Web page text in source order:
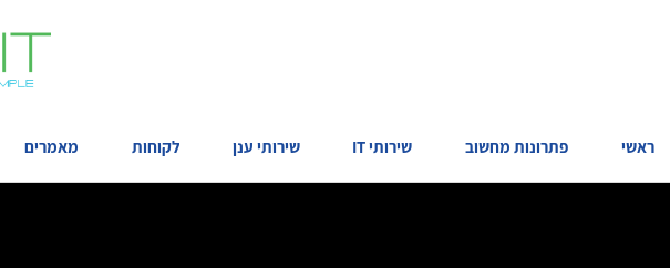
ראשי פתרונות מחשוב שירותי IT שירותי ענן לקוחות מאמרים